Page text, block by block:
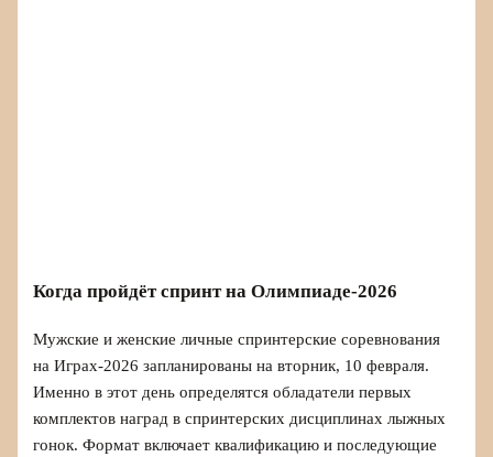
Когда пройдёт спринт на Олимпиаде-2026
Мужские и женские личные спринтерские соревнования
на Играх-2026 запланированы на вторник, 10 февраля.
Именно в этот день определятся обладатели первых
комплектов наград в спринтерских дисциплинах лыжных
гонок. Формат включает квалификацию и последующие